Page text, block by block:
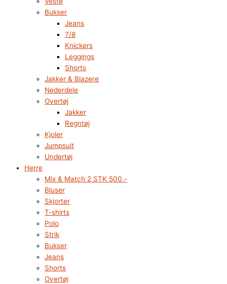
Bukser
Jeans
7/8
Knickers
Leggings
Shorts
Jakker & Blazere
Nederdele
Overtøj
Jakker
Regntøj
Kjoler
Jumpsuit
Undertøj
Herre
Mix & Match 2 STK 500.-
Bluser
Skjorter
T-shirts
Polo
Strik
Bukser
Jeans
Shorts
Overtøj